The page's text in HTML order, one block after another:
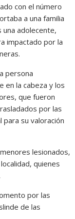
con el número
a una familia
adolecente,
impactado por la
persona
en la cabeza y los
que fueron
por las
para su valoración
lesionados,
quienes
por las
de las